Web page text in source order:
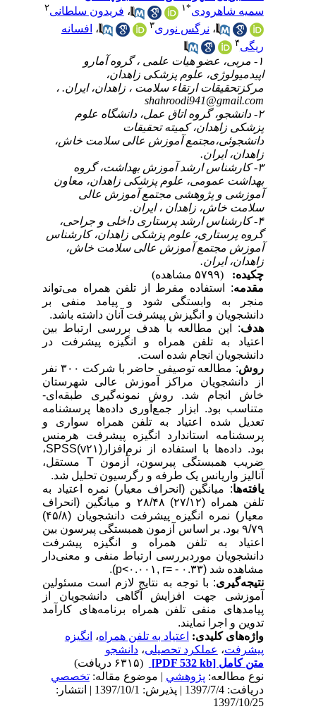
سمیه شاهرودی* ۱ ،فریدون سلطانی
،نرگس نوری ،افسانه
ریگی
۱- مربی، عضو هیات علمی ، گروه آمارو
اپیدمیولوژی، علوم پزشکی زاهدان،
مرکزتحقیقات ارتقاء سلامت ، زاهدان، ایران. ،
shahroodi941@gmail.com
۲- دانشجو، گروه اتاق عمل، دانشگاه علوم
پزشکی زاهدان، کمیته تحقیقات
دانشجوئی،مجتمع آموزش عالی سلامت خاش،
زاهدان، ایران.
۳- کارشناس ارشد آموزش بهداشت، گروه
بهداشت عمومی، علوم پزشکی زاهدان، معاون
آموزشی و پژوهشی مجتمع آموزش عالی
سلامت خاش، زاهدان ، ایران.
۴- کارشناس ارشد پرستاری داخلی و جراحی،
گروه پرستاری، علوم پزشکی زاهدان، کارشناس
آموزش مجتمع آموزش عالی سلامت خاش،
زاهدان، ایران.
چکیده:
مقدمه: استفاده مفرط از تلفن همراه می‌تواند
منجر به وابستگی شود و پیامد منفی بر
دانشجویان و انگیزش پیشرفت آنان داشته باشد.
هدف: این مطالعه با هدف بررسی ارتباط بین
اعتیاد به تلفن همراه و انگیزه پیشرفت در
دانشجویان انجام شده است.
روش
: مطالعه توصیفی حاضر با شرکت ۳۰۰ نفر
از دانشجویان مراکز آموزش عالی شهرستان
خاش انجام شد. روش نمونه‌گیری طبقه‌ای-
متناسب بود. ابزار جمع‌آوری داده‌ها پرسشنامه
تعدیل شده اعتیاد به تلفن همراه سواری و
پرسشنامه استاندارد انگیزه پیشرفت هرمنس
بود. داده‌ها با استفاده از نرم‌افزار SPSS(v۲۱)،
ضریب همبستگی پیرسون، آزمونT مستقل،
آنالیز واریانس یک طرفه و رگرسیون تحلیل شد.
یافته‌ها: میانگین (انحراف معیار) نمره اعتیاد به
تلفن همراه (۲۷/۱۲) ۲۸/۴۸ و میانگین (انحراف
معیار) نمره انگیزه پیشرفت دانشجویان (۴۵/۸)
۹/۷۹ بود. بر اساس آزمون همبستگی پیرسون بین
اعتیاد به تلفن همراه و انگیزه پیشرفت
دانشجویان موردبررسی ارتباط منفی و معنی‌دار
مشاهده شد (p<۰.۰۰۱, r= - ۰.۳۳).
نتیجه‌گیری: با توجه به نتایج لازم است مسئولین
آموزشی جهت افزایش آگاهی دانشجویان از
پیامدهای منفی تلفن همراه برنامه‌های کارآمد
تدوین و اجرا نمایند.
واژه‌های کلیدی:اعتیاد به تلفن همراه ،انگیزه
پیشرفت،عملکرد تحصیلی،دانشجو
متن کامل[PDF 532 kb]
نوع مطالعه:پژوهشي| موضوع مقاله:تخصصي
دریافت: 1397/7/4 | پذیرش: 1397/10/1 | انتشار:
1397/10/25